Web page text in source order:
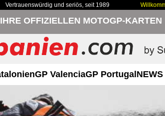
Vertrauenswürdig und seriös, seit 1989
OFFIZIELLEN MOTOGP-KARTEN
GP ValenciaGP Portugal